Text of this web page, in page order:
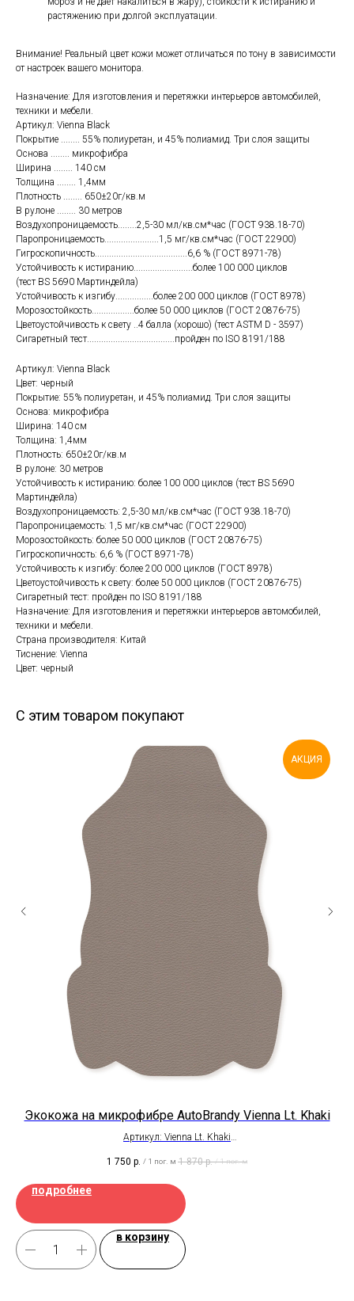
растяжению при долгой эксплуатации.
Внимание! Реальный цвет кожи может отличаться по тону в зависимости
от настроек вашего монитора.
Назначение: Для изготовления и перетяжки интерьеров автомобилей,
техники и мебели.
Артикул: Vienna Black
Покрытие ........ 55% полиуретан, и 45% полиамид. Три слоя защиты
Основа ........ микрофибра
Ширина ........ 140 см
Толщина ........ 1,4мм
Плотность ........ 650±20г/кв.м
В рулоне ........ 30 метров
Воздухопроницаемость........2,5-30 мл/кв.см*час (ГОСТ 938.18-70)
Паропроницаемость.......................1,5 мг/кв.см*час (ГОСТ 22900)
Гигроскопичность.......................................6,6 % (ГОСТ 8971-78)
Устойчивость к истиранию.........................более 100 000 циклов
(тест BS 5690 Мартиндейла)
Устойчивость к изгибу................более 200 000 циклов (ГОСТ 8978)
Морозостойкость..................более 50 000 циклов (ГОСТ 20876-75)
Цветоустойчивость к свету ..4 балла (хорошо) (тест ASTM D - 3597)
Сигаретный тест.....................................пройден по ISO 8191/188
Артикул: Vienna Black
Цвет: черный
Покрытие: 55% полиуретан, и 45% полиамид. Три слоя защиты
Основа: микрофибра
Ширина: 140 см
Толщина: 1,4мм
Плотность: 650±20г/кв.м
В рулоне: 30 метров
Устойчивость к истиранию: более 100 000 циклов (тест BS 5690
Мартиндейла)
Воздухопроницаемость: 2,5-30 мл/кв.см*час (ГОСТ 938.18-70)
Паропроницаемость: 1,5 мг/кв.см*час (ГОСТ 22900)
Морозостойкость: более 50 000 циклов (ГОСТ 20876-75)
Гигроскопичность: 6,6 % (ГОСТ 8971-78)
Устойчивость к изгибу: более 200 000 циклов (ГОСТ 8978)
Цветоустойчивость к свету: более 50 000 циклов (ГОСТ 20876-75)
Сигаретный тест: пройден по ISO 8191/188
Назначение: Для изготовления и перетяжки интерьеров автомобилей,
техники и мебели.
Страна производителя: Китай
Тиснение: Vienna
Цвет: черный
С этим товаром покупают
АКЦИЯ
Экокожа на микрофибре AutoBrandy Vienna Lt. Khaki
Артикул: Vienna Lt. Khaki
Подходит для всех элементов интерьера авто
Цена на отрез
1 750 р. / 1 пог. м 1 870 р. / 1 пог. м
подробнее
в корзину